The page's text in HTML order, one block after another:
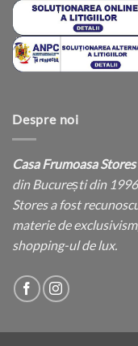
Despre noi
Casa Frumoasa Stores
din București din
Stores a fost
materie de
shopping-ul de lux.